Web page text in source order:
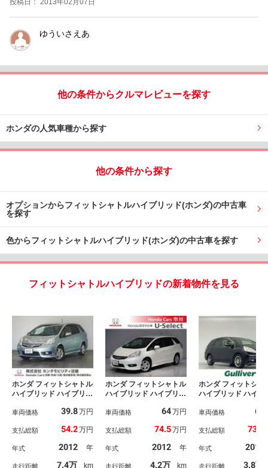
ゆういさえあ
他の条件からクルマレビューを探す
ホンダの人気車種から探す
他の条件から探す
オプションからフィットシャトルハイブリッド(ホンダ)の中古車
を探す
色からフィットシャトルハイブリッド(ホンダ)の中古車を探す
フィットシャトルハイブリッドの新着物件を見る
ホンダ フィットシャトル
ハイブリッド ハイブリッ
クション ３か月保証
クカメラ クルーズコン
セグＴＶ スマートキー
１個 ＨＩＤヘッドライ
車両価格 39.8万円
支払総額 54.2万円
年式 2012 年
走行距離 7.4万 km
ホンダ フィットシャトル
ハイブリッド ハイブリッ
クション 禁煙車 セキ
ビライザー クルーズコ
ＴＣ 純正ＨＤＤナビ
バックカメラ サウンド
車両価格 64万円
支払総額 74.5万円
年式 2012 年
走行距離 4.2万 km
ホンダ フィットシャ
ハイブリッド ハイブ
ン ファインライ
ＣＤ／ＤＶＤ Ｂｌ
ラ ビルトインＥ
シートヒーター 社
車両価格 67
支払総額 73.9
年式 2012
走行距離 3.8万